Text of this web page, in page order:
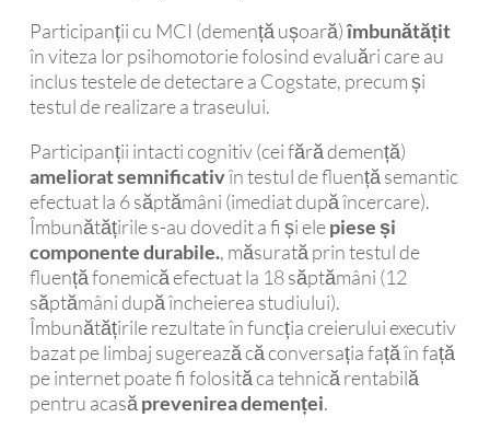
Participanții cu MCI (demență ușoară)îmbunătățit
în viteza lor psihomotorie folosind evaluări care au
inclus testele de detectare a Cogstate, precum și
testul de realizare a traseului.
Participanții intacti cognitiv (cei fără demență)
ameliorat semnificativîn testul de fluență semantic
efectuat la 6 săptămâni (imediat după încercare).
Îmbunătățirile s-au dovedit a fi și elepiese și
componente durabile., măsurată prin testul de
fluență fonemică efectuat la 18 săptămâni (12
săptămâni după încheierea studiului).
Îmbunătățirile rezultate în funcția creierului executiv
bazat pe limbaj sugerează că conversația față în față
pe internet poate fi folosită ca tehnică rentabilă
pentru acasă prevenirea demenței.